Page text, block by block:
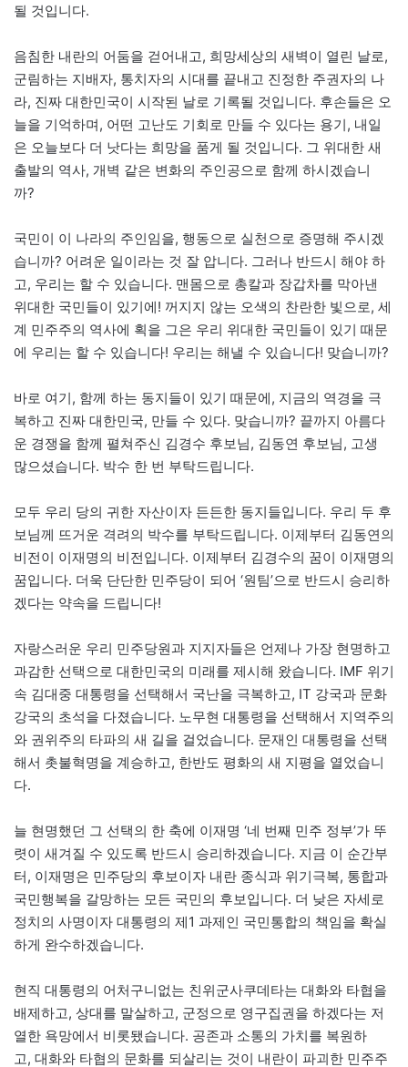
될 것입니다.
음침한 내란의 어둠을 걷어내고, 희망세상의 새벽이 열린 날로,
군림하는 지배자, 통치자의 시대를 끝내고 진정한 주권자의 나
라, 진짜 대한민국이 시작된 날로 기록될 것입니다. 후손들은 오
늘을 기억하며, 어떤 고난도 기회로 만들 수 있다는 용기, 내일
은 오늘보다 더 낫다는 희망을 품게 될 것입니다. 그 위대한 새
출발의 역사, 개벽 같은 변화의 주인공으로 함께 하시겠습니
까?
국민이 이 나라의 주인임을, 행동으로 실천으로 증명해 주시겠
습니까? 어려운 일이라는 것 잘 압니다. 그러나 반드시 해야 하
고, 우리는 할 수 있습니다. 맨몸으로 총칼과 장갑차를 막아낸
위대한 국민들이 있기에! 꺼지지 않는 오색의 찬란한 빛으로, 세
계 민주주의 역사에 획을 그은 우리 위대한 국민들이 있기 때문
에 우리는 할 수 있습니다! 우리는 해낼 수 있습니다! 맞습니까?
바로 여기, 함께 하는 동지들이 있기 때문에, 지금의 역경을 극
복하고 진짜 대한민국, 만들 수 있다. 맞습니까? 끝까지 아름다
운 경쟁을 함께 펼쳐주신 김경수 후보님, 김동연 후보님, 고생
많으셨습니다. 박수 한 번 부탁드립니다.
모두 우리 당의 귀한 자산이자 든든한 동지들입니다. 우리 두 후
보님께 뜨거운 격려의 박수를 부탁드립니다. 이제부터 김동연의
비전이 이재명의 비전입니다. 이제부터 김경수의 꿈이 이재명의
꿈입니다. 더욱 단단한 민주당이 되어 ‘원팀’으로 반드시 승리하
겠다는 약속을 드립니다!
자랑스러운 우리 민주당원과 지지자들은 언제나 가장 현명하고
과감한 선택으로 대한민국의 미래를 제시해 왔습니다. IMF 위기
속 김대중 대통령을 선택해서 국난을 극복하고, IT 강국과 문화
강국의 초석을 다졌습니다. 노무현 대통령을 선택해서 지역주의
와 권위주의 타파의 새 길을 걸었습니다. 문재인 대통령을 선택
해서 촛불혁명을 계승하고, 한반도 평화의 새 지평을 열었습니
다.
늘 현명했던 그 선택의 한 축에 이재명 ‘네 번째 민주 정부’가 뚜
렷이 새겨질 수 있도록 반드시 승리하겠습니다. 지금 이 순간부
터, 이재명은 민주당의 후보이자 내란 종식과 위기극복, 통합과
국민행복을 갈망하는 모든 국민의 후보입니다. 더 낮은 자세로
정치의 사명이자 대통령의 제1 과제인 국민통합의 책임을 확실
하게 완수하겠습니다.
현직 대통령의 어처구니없는 친위군사쿠데타는 대화와 타협을
배제하고, 상대를 말살하고, 군정으로 영구집권을 하겠다는 저
열한 욕망에서 비롯됐습니다. 공존과 소통의 가치를 복원하
고, 대화와 타협의 문화를 되살리는 것이 내란이 파괴한 민주주